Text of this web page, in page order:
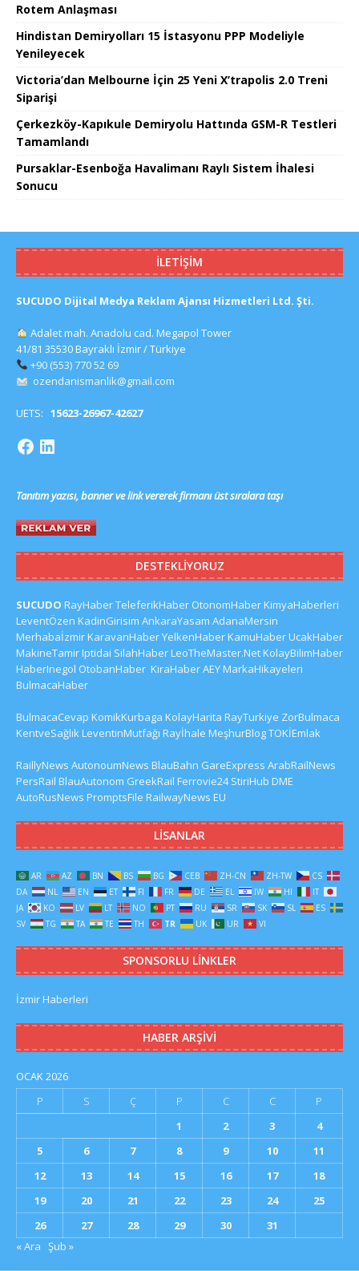
Rotem Anlaşması
Hindistan Demiryolları 15 İstasyonu PPP Modeliyle
Yenileyecek
Victoria’dan Melbourne İçin 25 Yeni X’trapolis 2.0 Treni
Siparişi
Çerkezköy-Kapıkule Demiryolu Hattında GSM-R Testleri
Tamamlandı
Pursaklar-Esenboğa Havalimanı Raylı Sistem İhalesi
Sonucu
İLETIŞIM
SUCUDO Dijital Medya Reklam Ajansı Hizmetleri Ltd. Şti.
Adalet mah. Anadolu cad. Megapol Tower
41/81 35530 Bayraklı İzmir / Türkiye
+90 (553) 770 52 69
ozendanismanlik@gmail.com
UETS: 15623-26967-42627
Tanıtım yazısı, banner ve link vererek firmanı üst sıralara taşı
DESTEKLIYORUZ
SUCUDO RayHaberTeleferikHaber OtonomHaberKimyaHaberleri
LeventÖzen KadinGirisim AnkaraYasam AdanaMersin
MerhabaİzmirKaravanHaberYelkenHaberKamuHaberUcakHaber
MakineTamirIptidai SilahHaberLeoTheMaster.NetKolayBilimHaber
HaberInegol OtobanHaber KiraHaberAEYMarkaHikayeleri
BulmacaHaber
BulmacaCevap KomikKurbaga KolayHarita RayTurkiye ZorBulmaca
KentveSağlıkLeventinMutfağı Rayİhale MeşhurBlogTOKİEmlak
RaillyNews AutonoumNews BlauBahn GareExpress ArabRailNews
PersRail BlauAutonom GreekRail Ferrovie24 StiriHub DME
AutoRusNews PromptsFile RailwayNews EU
LISANLAR
AR AZ BN BS BG CEB ZH-CN ZH-TW
CS
DA
NL EN ET FI FR DE EL IW HI
IT
JA
KO LV LT NO PT RU SR SK SL
ES
SV
TG TA TE TH TR UK UR VI
SPONSORLU LINKLER
İzmir Haberleri
HABER ARŞIVI
OCAK 2026
P
S Ç P C C
P
1
2 3
4
5
6 7 8 9 10
11
12
13 14 15 16 17
18
19
20 21 22 23 24
25
26
27 28 29 30
31
« Ara Şub »